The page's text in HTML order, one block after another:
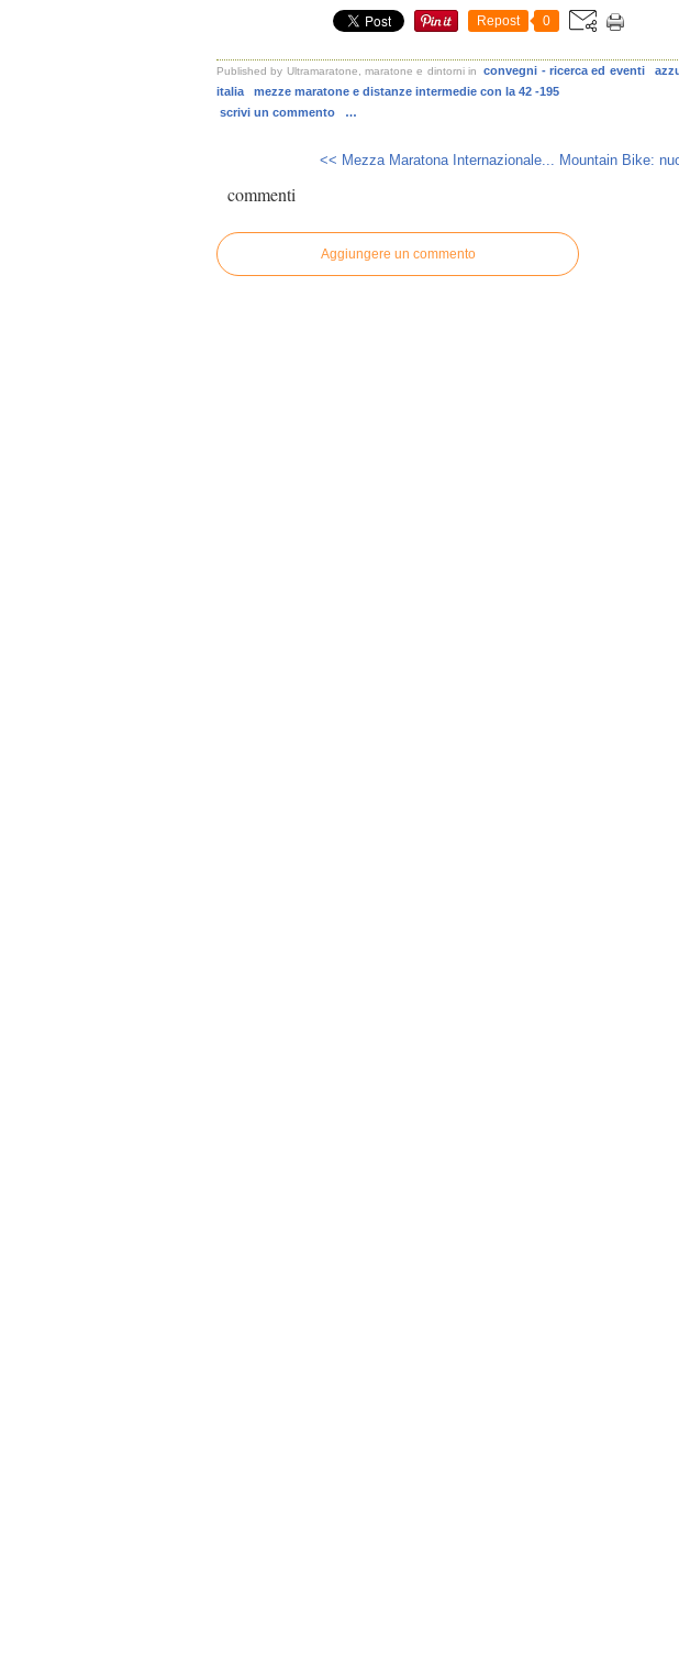
Repost 0
Published by Ultramaratone, maratone e dintorni in convegni - ricerca ed eventi
italia
mezze maratone e distanze intermedie con la 42 -195
scrivi un commento
…
<< Mezza Maratona Internazionale... Mountain Bike:
commenti
Aggiungere un commento